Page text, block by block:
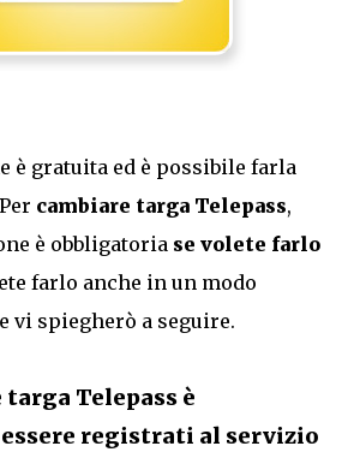
è gratuita ed è possibile farla
cambiare targa Telepass,
è obbligatoria se volete farlo
farlo anche in un modo
vi spiegherò a seguire.
Telepass è
registrati al servizio